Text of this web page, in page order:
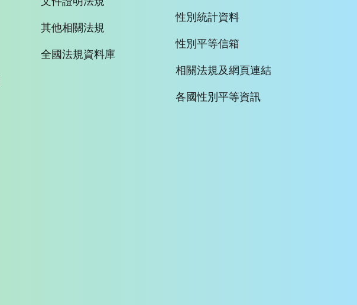
其他相關法規
全國法規資料庫
性別統計資料
性別平等信箱
相關法規及網頁連結
各國性別平等資訊